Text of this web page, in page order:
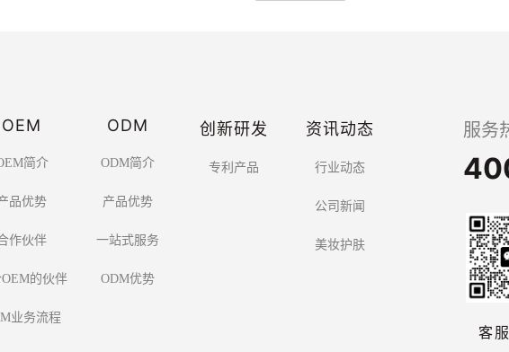
OEM
简介
品优势
作伙伴
的伙伴
业务流程
ODM
ODM简介
产品优势
一站式服务
ODM优势
创新研发
专利产品
资讯动态
行业动态
公司新闻
美妆护肤
服务
客